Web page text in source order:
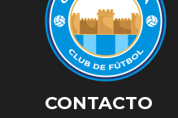
CONTACTO